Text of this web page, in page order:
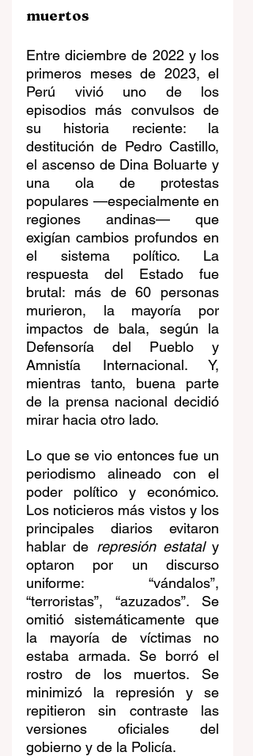
muertos
Entre diciembre de 2022 y los
primeros meses de 2023, el
Perú vivió uno de los
episodios más convulsos de
su historia reciente: la
destitución de Pedro Castillo,
el ascenso de Dina Boluarte y
una ola de protestas
populares —especialmente en
regiones andinas— que
exigían cambios profundos en
el sistema político. La
respuesta del Estado fue
brutal: más de 60 personas
murieron, la mayoría por
impactos de bala, según la
Defensoría del Pueblo y
Amnistía Internacional. Y,
mientras tanto, buena parte
de la prensa nacional decidió
mirar hacia otro lado.
Lo que se vio entonces fue un
periodismo alineado con el
poder político y económico.
Los noticieros más vistos y los
principales diarios evitaron
hablar de represión estatal y
optaron por un discurso
uniforme: “vándalos”,
“terroristas”, “azuzados”. Se
omitió sistemáticamente que
la mayoría de víctimas no
estaba armada. Se borró el
rostro de los muertos. Se
minimizó la represión y se
repitieron sin contraste las
versiones oficiales del
gobierno y de la Policía.